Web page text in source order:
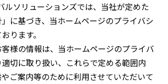
ルソリューションズでは、当社が定めた
」に基づき、当ホームページのプライバシ
ります。
様の情報は、当ホームページのプライバ
切に取り扱い、これらで定める範囲内
ご案内等のために利用させていただいて